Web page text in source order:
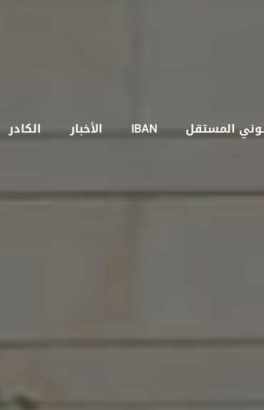
المستقل IBAN الأخبار الكادر